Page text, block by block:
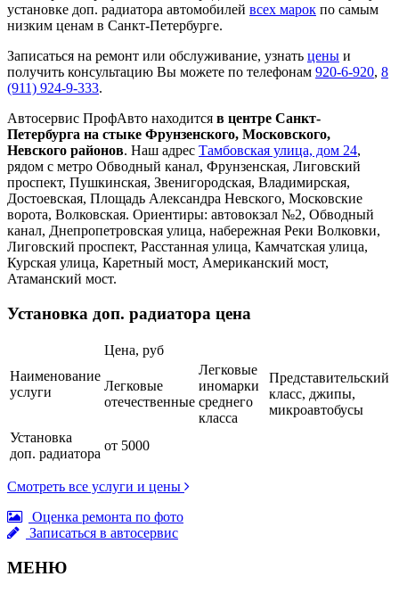
установке доп. радиатора автомобилей всех марок по самым
низким ценам в Санкт-Петербурге.
Записаться на ремонт или обслуживание, узнать цены и
получить консультацию Вы можете по телефонам 920-6-920, 8
(911) 924-9-333.
Автосервис ПрофАвто находится в центре Санкт-
Петербурга на стыке Фрунзенского, Московского,
Невского районов. Наш адрес Тамбовская улица, дом 24,
рядом с метро Обводный канал, Фрунзенская, Лиговский
проспект, Пушкинская, Звенигородская, Владимирская,
Достоевская, Площадь Александра Невского, Московские
ворота, Волковская. Ориентиры: автовокзал №2, Обводный
канал, Днепропетровская улица, набережная Реки Волковки,
Лиговский проспект, Расстанная улица, Камчатская улица,
Курская улица, Каретный мост, Американский мост,
Атаманский мост.
Установка доп. радиатора цена
Наименование
услуги
Цена, руб
Легковые
отечественные
Легковые
иномарки
среднего
класса
Представительский
класс, джипы,
микроавтобусы
Установка
доп. радиатора
от 5000
Смотреть все услуги и цены
Оценка ремонта по фото
Записаться в автосервис
МЕНЮ